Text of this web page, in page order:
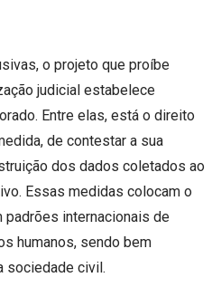
o projeto que proíbe
judicial estabelece
Entre elas, está o direito
de contestar a sua
dos dados coletados ao
Essas medidas colocam o
padrões internacionais de
humanos, sendo bem
sociedade civil.